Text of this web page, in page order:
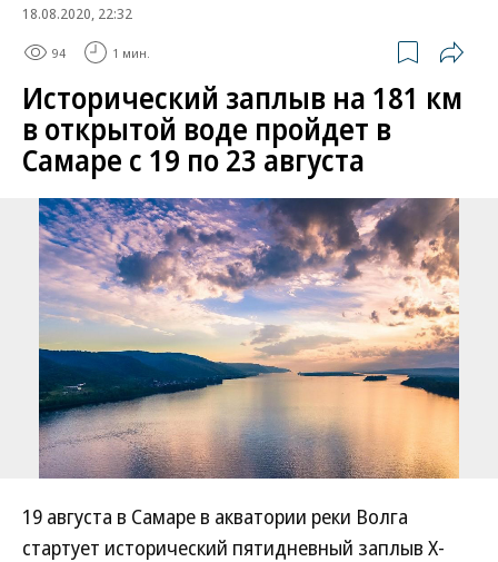
18.08.2020, 22:32
94 1 мин.
Исторический заплыв на 181 км
в открытой воде пройдет в
Самаре с 19 по 23 августа
19 августа в Самаре в акватории реки Волга
стартует исторический пятидневный заплыв X-